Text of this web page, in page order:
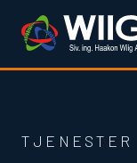
TJENESTER